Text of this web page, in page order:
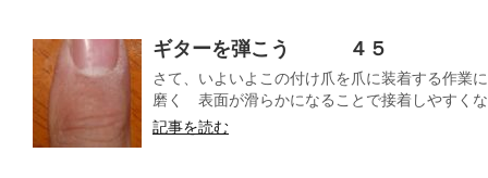
ギターを弾こう ４５
さて、いよいよこの付け爪を爪に装着する作業
磨く 表面が滑らかになることで接着しやすく
記事を読む